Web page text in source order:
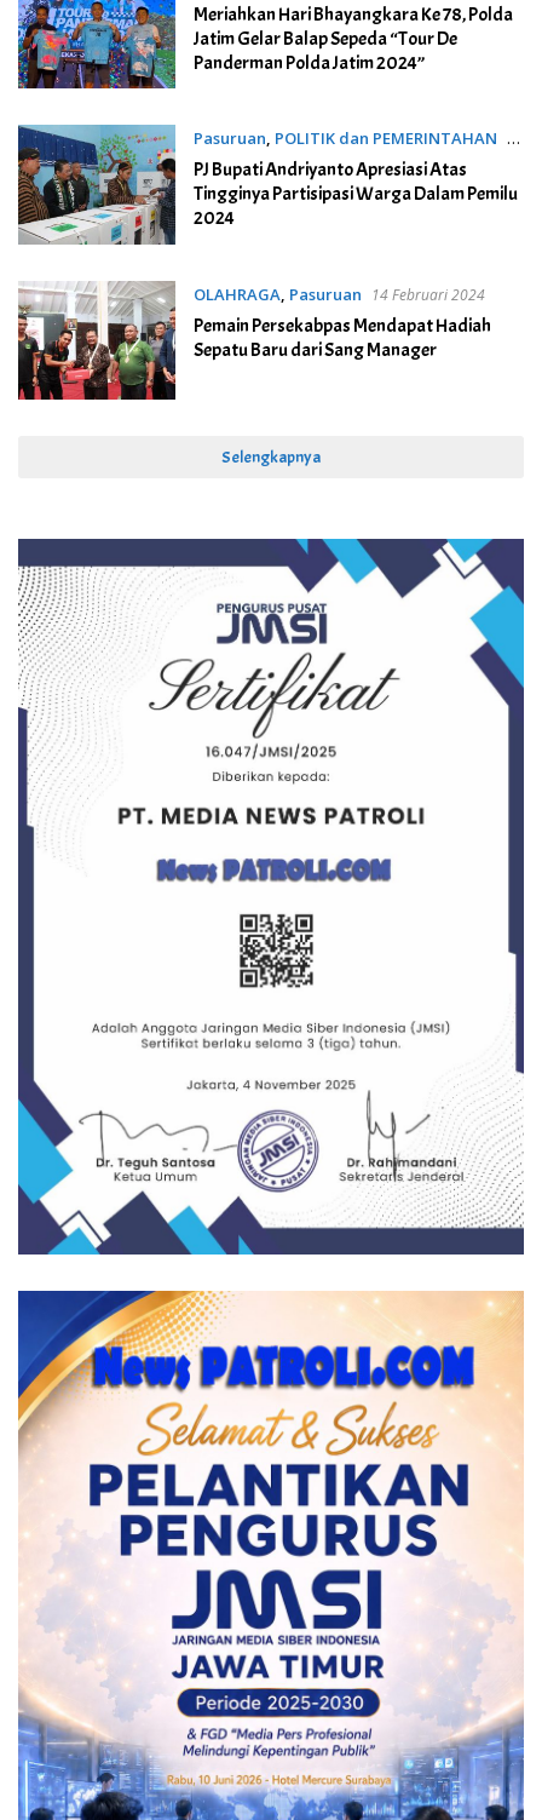
Meriahkan Hari Bhayangkara Ke 78, Polda
Jatim Gelar Balap Sepeda “Tour De
Panderman Polda Jatim 2024”
Pasuruan, POLITIK dan PEMERINTAHAN 16
Februari 2024
PJ Bupati Andriyanto Apresiasi Atas
Tingginya Partisipasi Warga Dalam Pemilu
2024
OLAHRAGA, Pasuruan 14 Februari 2024
Pemain Persekabpas Mendapat Hadiah
Sepatu Baru dari Sang Manager
Selengkapnya